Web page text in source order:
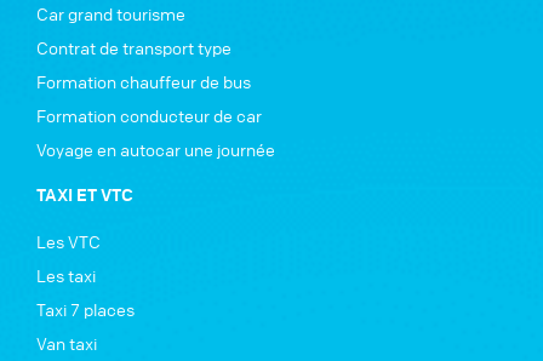
Car grand tourisme
Contrat de transport type
Formation chauffeur de bus
Formation conducteur de car
Voyage en autocar une journée
TAXI ET VTC
Les VTC
Les taxi
Taxi 7 places
Van taxi